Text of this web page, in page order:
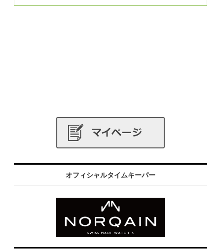
オフィシャルタイムキーパー